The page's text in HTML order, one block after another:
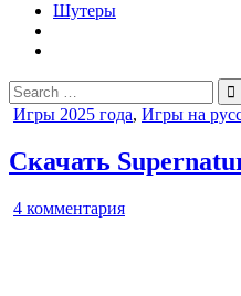
Шутеры
Search
for:
Posted
Игры 2025 года, Игры на
Скачать
4 комментарияк